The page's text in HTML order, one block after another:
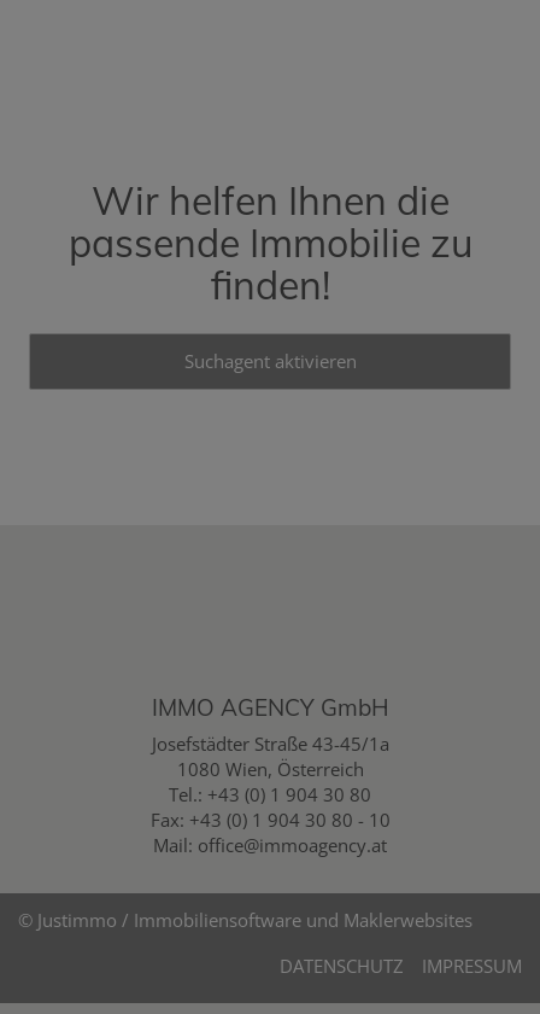
Wir helfen Ihnen die
passende Immobilie zu
finden!
Suchagent aktivieren
IMMO AGENCY GmbH
Josefstädter Straße 43-45/1a
1080 Wien, Österreich
Tel.: +43 (0) 1 904 30 80
Fax: +43 (0) 1 904 30 80 - 10
Mail: office@immoagency.at
© Justimmo / Immobiliensoftware und Maklerwebsites
DATENSCHUTZ
IMPRESSUM